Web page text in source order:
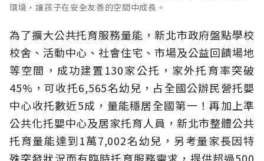
環境，讓孩子在安全友善的空間中成長。
為了擴大公共托育服務量能，新北市政府盤點學校
校舍、活動中心、社會住宅、市場及公益回饋場地
等空間，成功建置130家公托，家外托育率突破
45%，可收托6,565名幼兒，占全國公辦民營托嬰
中心收托數近5成，量能穩居全國第一！再加上準
公共化托嬰中心及居家托育人員，新北市整體公共
托育量能達到1萬7,002名幼兒，另考量家長因特